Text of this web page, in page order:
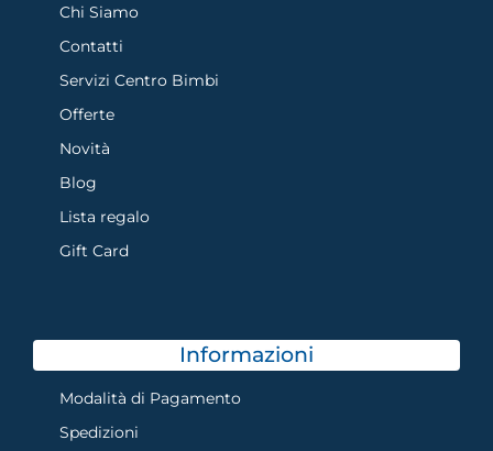
Chi Siamo
Contatti
Servizi Centro Bimbi
Offerte
Novità
Blog
Lista regalo
Gift Card
Informazioni
Modalità di Pagamento
Spedizioni